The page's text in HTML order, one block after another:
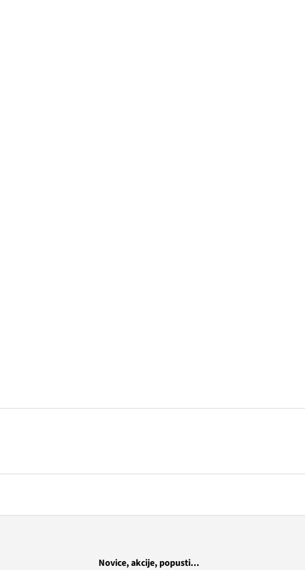
Novice, akcije, popusti...